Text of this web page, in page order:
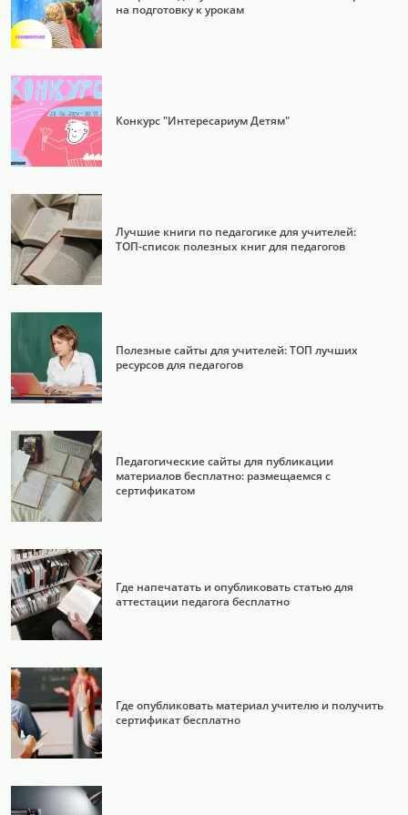
на подготовку к урокам
Конкурс "Интересариум Детям"
Лучшие книги по педагогике для учителей:
ТОП-список полезных книг для педагогов
Полезные сайты для учителей: ТОП лучших
ресурсов для педагогов
Педагогические сайты для публикации
материалов бесплатно: размещаемся с
сертификатом
Где напечатать и опубликовать статью для
аттестации педагога бесплатно
Где опубликовать материал учителю и получить
сертификат бесплатно